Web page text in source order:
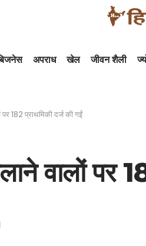
अपराध खेल जीवन शैली
182 प्राथमिकी दर्ज की गईं
वालों पर